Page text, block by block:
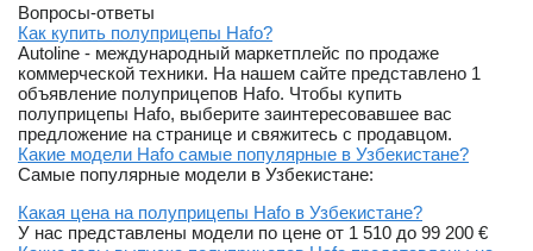
Вопросы-ответы
Как купить полуприцепы Hafo?
Autoline - международный маркетплейс по продаже
коммерческой техники. На нашем сайте представлено 1
объявление полуприцепов Hafo. Чтобы купить
полуприцепы Hafo, выберите заинтересовавшее вас
предложение на странице и свяжитесь с продавцом.
Какие модели Hafo самые популярные в Узбекистане?
Самые популярные модели в Узбекистане:
Какая цена на полуприцепы Hafo в Узбекистане?
У нас представлены модели по цене от 1 510 до 99 200 €